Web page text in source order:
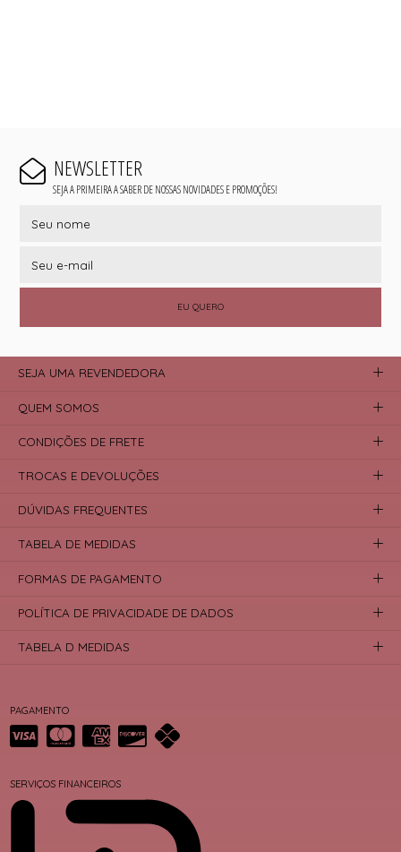
NEWSLETTER
SEJA A PRIMEIRA A SABER DE NOSSAS NOVIDADES E PROMOÇÕES!
EU QUERO
PAGAMENTO
SERVIÇOS FINANCEIROS
SEJA UMA REVENDEDORA
QUEM SOMOS
CONDIÇÕES DE FRETE
TROCAS E DEVOLUÇÕES
DÚVIDAS FREQUENTES
TABELA DE MEDIDAS
FORMAS DE PAGAMENTO
POLÍTICA DE PRIVACIDADE DE DADOS
TABELA D MEDIDAS